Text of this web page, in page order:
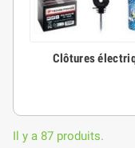
Clôtures
Il y a 87 produits.